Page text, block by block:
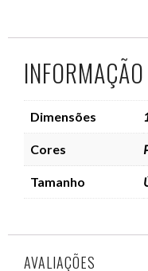
Dimensões
Cores
Tamanho
AVALIAÇÕES